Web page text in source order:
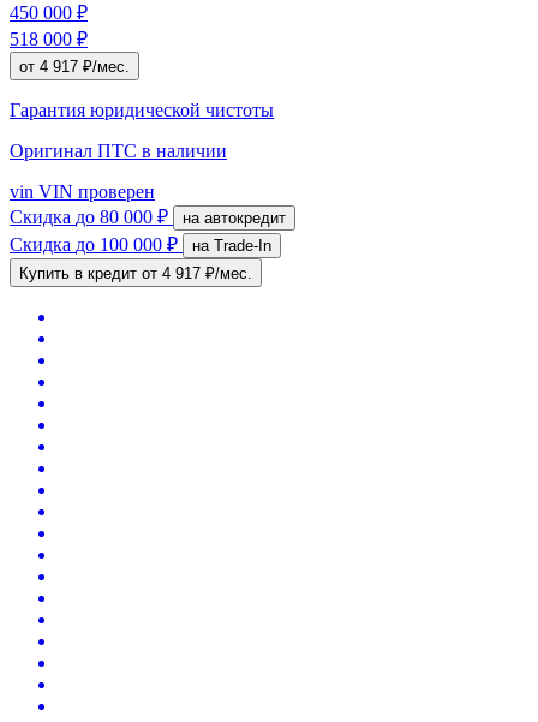
450 000 ₽
518 000 ₽
от 4 917 ₽/мес.
Гарантия юридической чистоты
Оригинал ПТС в наличии
vin VIN проверен
Скидка до 80 000 ₽ на автокредит
Скидка до 100 000 ₽
на Trade-In
Купить в кредит от 4 917 ₽/мес.